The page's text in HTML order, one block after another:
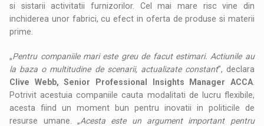
si sistarii activitatii furnizorilor. Cel mai mare risc vine din
inchiderea unor fabrici, cu efect in oferta de produse si materii
prime.
„Pentru companiile mari este greu de facut estimari. Actiunile au
la baza o multitudine de scenarii, actualizate constant”, declara
Clive Webb, Senior Professional Insights Manager ACCA.
Potrivit acestuia companiile cauta modalitati de lucru flexibile,
acesta fiind un moment bun pentru inovatii in politicile de
resurse umane. „Acesta este un argument important pentru